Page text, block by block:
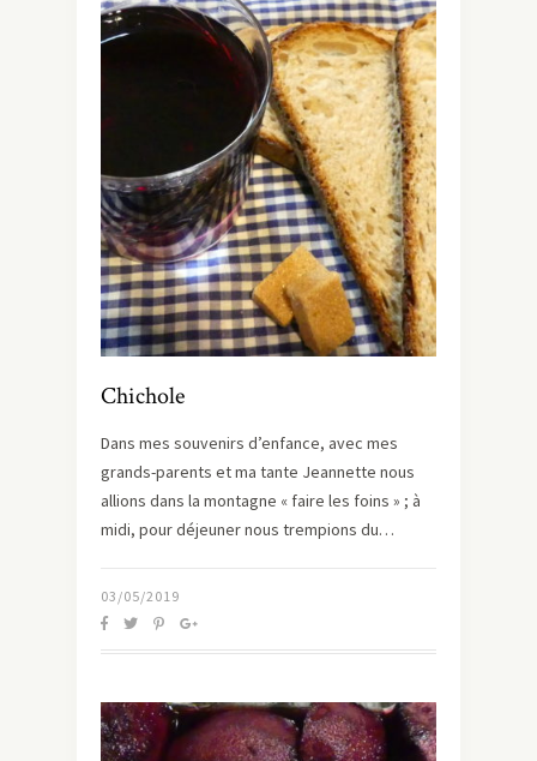
Chichole
Dans mes souvenirs d’enfance, avec mes
grands-parents et ma tante Jeannette nous
allions dans la montagne « faire les foins » ; à
midi, pour déjeuner nous trempions du…
03/05/2019